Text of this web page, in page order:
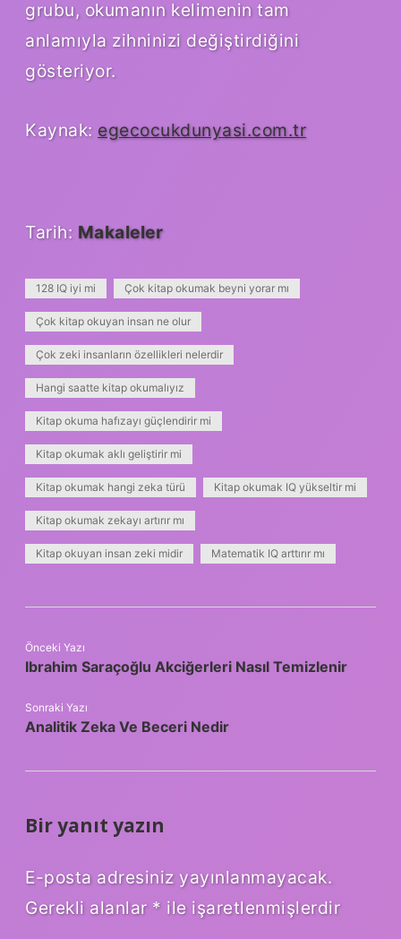
grubu, okumanın kelimenin tam
anlamıyla zihninizi değiştirdiğini
gösteriyor.
Kaynak: egecocukdunyasi.com.tr
Tarih: Makaleler
128 IQ iyi mi Çok kitap okumak beyni yorar mı
Çok kitap okuyan insan ne olur
Çok zeki insanların özellikleri nelerdir
Hangi saatte kitap okumalıyız
Kitap okuma hafızayı güçlendirir mi
Kitap okumak aklı geliştirir mi
Kitap okumak hangi zeka türü Kitap okumak IQ yükseltir mi
Kitap okumak zekayı artırır mı
Kitap okuyan insan zeki midir Matematik IQ arttırır mı
Önceki Yazı
Ibrahim Saraçoğlu Akciğerleri Nasıl Temizlenir
Sonraki Yazı
Analitik Zeka Ve Beceri Nedir
Bir yanıt yazın
E-posta adresiniz yayınlanmayacak.
Gerekli alanlar * ile işaretlenmişlerdir